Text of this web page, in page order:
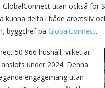
utan också för
delta i både arbetsliv
byggchef på GlobalConnect.
50 966 hushåll, vilket är
under 2024. Denna
engagemang utan